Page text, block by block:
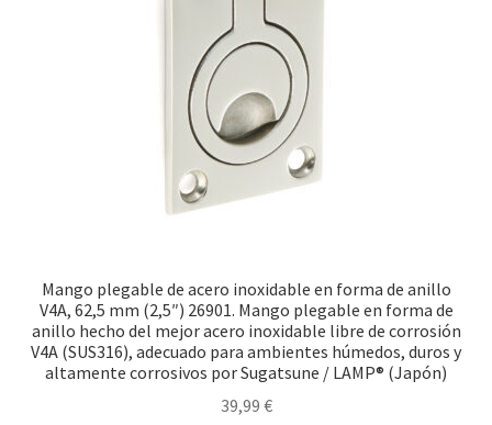
Mango plegable de acero inoxidable en forma de anillo
V4A, 62,5 mm (2,5″) 26901. Mango plegable en forma de
anillo hecho del mejor acero inoxidable libre de corrosión
V4A (SUS316), adecuado para ambientes húmedos, duros y
altamente corrosivos por Sugatsune / LAMP® (Japón)
39,99 €